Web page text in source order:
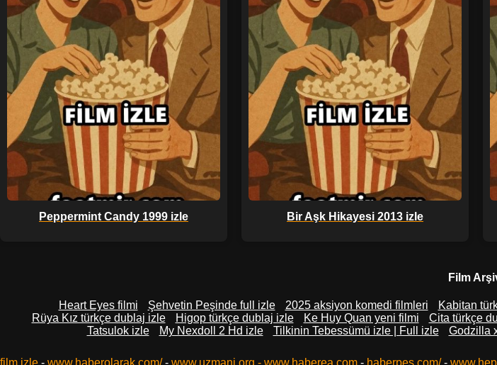
Peppermint Candy 1999 izle Bir Aşk Hikayesi 2013 izle
Film
Heart Eyes filmi Şehvetin Peşinde full izle 2025 aksiyon komedi filmleri Kabitan
Rüya Kız türkçe dublaj izle
Higop türkçe dublaj izle Ke Huy Quan yeni filmi Cita türkçe
Tatsulok izle
My Nexdoll 2 Hd izle Tilkinin Tebessümü izle | Full izle Godzilla
film izle - www.haberolarak.com/- www.uzmani.org - www.haberea.com - haberpes.com/-